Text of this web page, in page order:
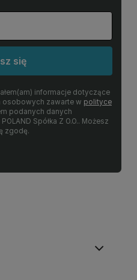
się
informacje dotyczące
osobowych zawarte w polityce
podanych danych
Spółka Z O.O.. Możesz
zgodę.